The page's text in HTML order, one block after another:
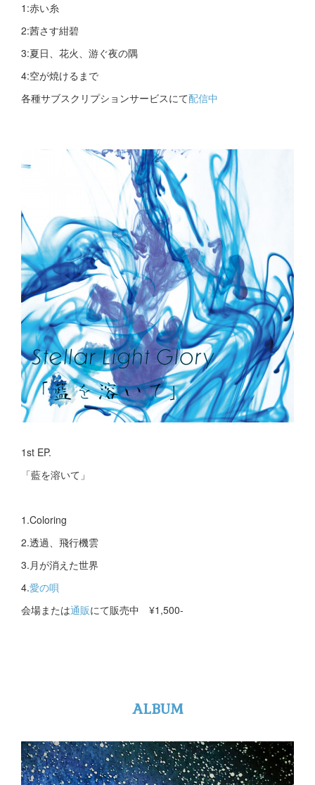
1:赤い糸
2:茜さす紺碧
3:夏日、花火、游ぐ夜の隅
4:空が焼けるまで
各種サブスクリプションサービスにて配信中
1st EP.
「藍を溶いて」
1.Coloring
2.透過、飛行機雲
3.月が消えた世界
4.愛の唄
会場または通販にて販売中 ¥1,500-
ALBUM